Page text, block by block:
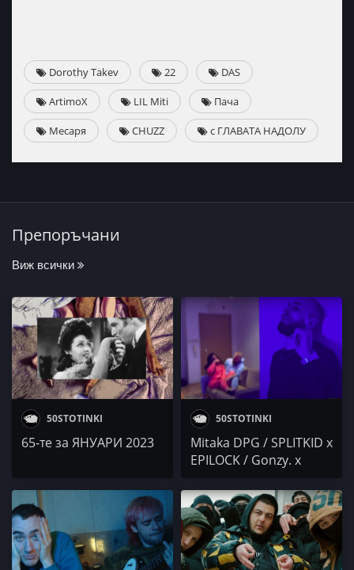
Dorothy Takev 22 DAS
ArtimoX LIL Miti Пача
Месаря CHUZZ с ГЛАВАТА НАДОЛУ
Препоръчани
Виж всички
50STOTINKI
65-те за ЯНУАРИ 2023
50STOTINKI
Mitaka DPG / SPLITKID x
EPILOCK / Gonzy. x